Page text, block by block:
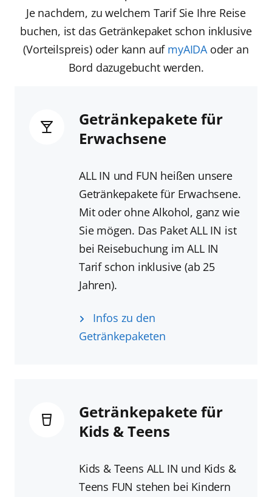
Je nachdem, zu welchem Tarif Sie Ihre Reise
buchen, ist das Getränkepaket schon inklusive
(Vorteilspreis) oder kann auf myAIDAoder an
Bord dazugebucht werden.
Getränkepakete für
Erwachsene
ALL IN und FUN heißen unsere
Getränkepakete für Erwachsene.
Mit oder ohne Alkohol, ganz wie
Sie mögen. Das Paket ALL IN ist
bei Reisebuchung im ALL IN
Tarif schon inklusive (ab 25
Jahren).
Infos zu den
Getränkepaketen
Getränkepakete für
Kids & Teens
Kids & Teens ALL IN und Kids &
Teens FUN stehen bei Kindern